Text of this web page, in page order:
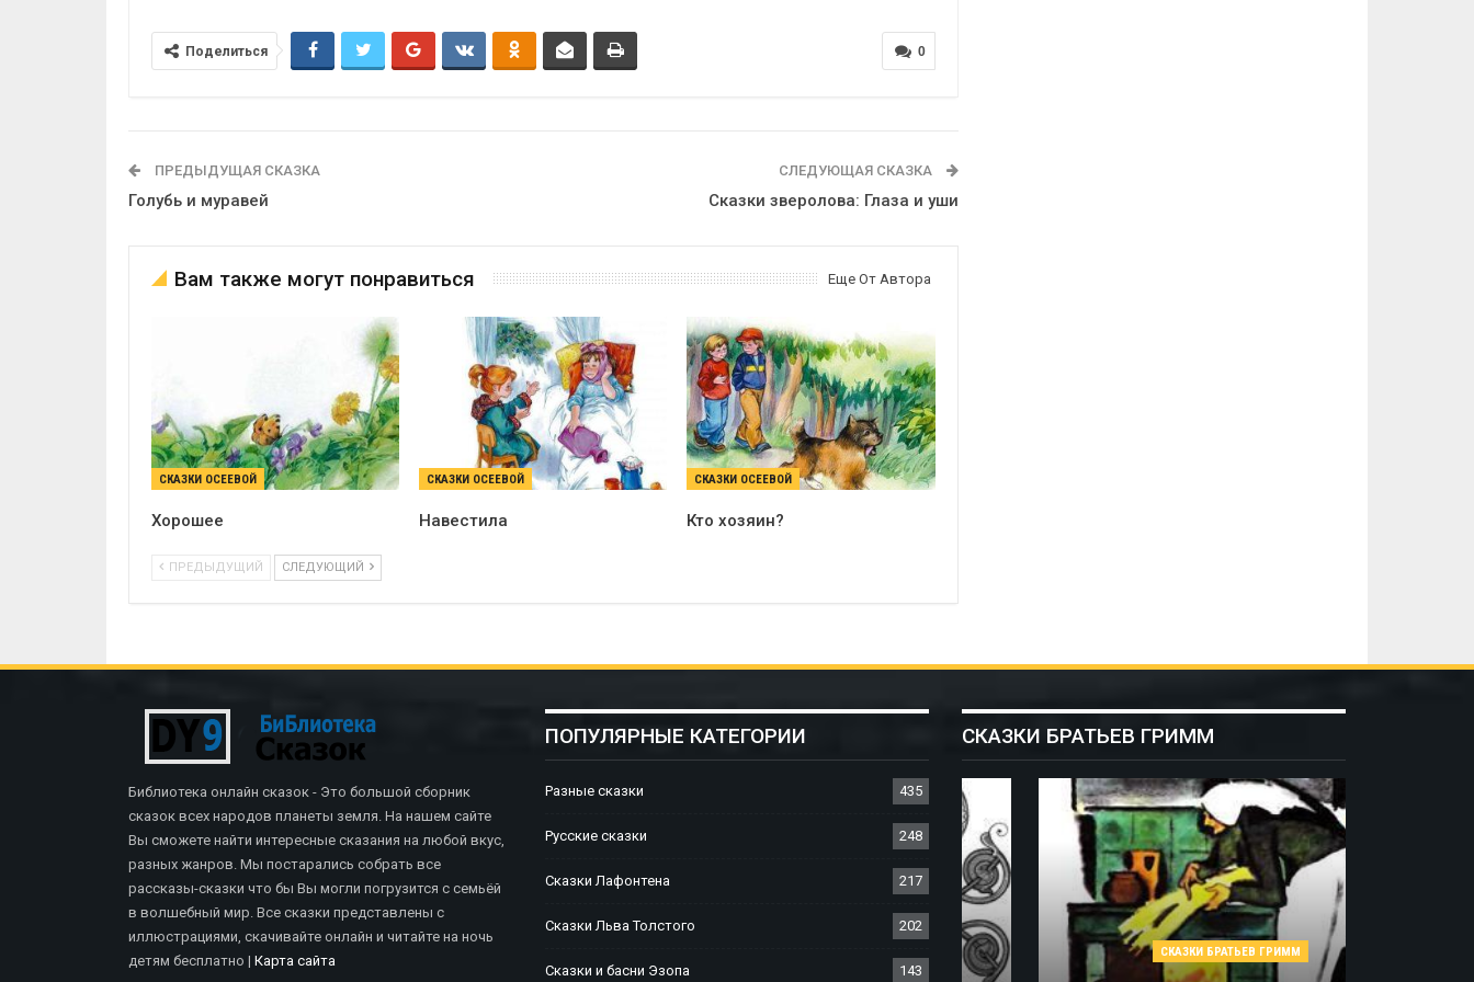
0
Поделиться
ПРЕДЫДУЩАЯ СКАЗКА
Голубь и муравей
СЛЕДУЮЩАЯ СКАЗКА
Сказки зверолова: Глаза и уши
Вам также могут понравиться Еще От Автора
СКАЗКИ ОСЕЕВОЙ
Хорошее
СКАЗКИ ОСЕЕВОЙ
Навестила
СКАЗКИ ОСЕЕВОЙ
Кто хозяин?
ПРЕДЫДУЩИЙ СЛЕДУЮЩИЙ
Библиотека онлайн сказок - Это большой сборник
сказок всех народов планеты земля. На нашем сайте
Вы сможете найти интересные сказания на любой вкус,
разных жанров. Мы постарались собрать все
рассказы-сказки что бы Вы могли погрузится с семьёй
в волшебный мир. Все сказки представлены с
иллюстрациями, скачивайте онлайн и читайте на ночь
детям бесплатно | Карта сайта
ПОПУЛЯРНЫЕ КАТЕГОРИИ
Разные сказки 435
Русские сказки 248
Сказки Лафонтена 217
Сказки Льва Толстого 202
Сказки и басни Эзопа 143
СКАЗКИ БРАТЬЕВ ГРИММ
СКАЗКИ БРАТЬЕВ ГРИММ